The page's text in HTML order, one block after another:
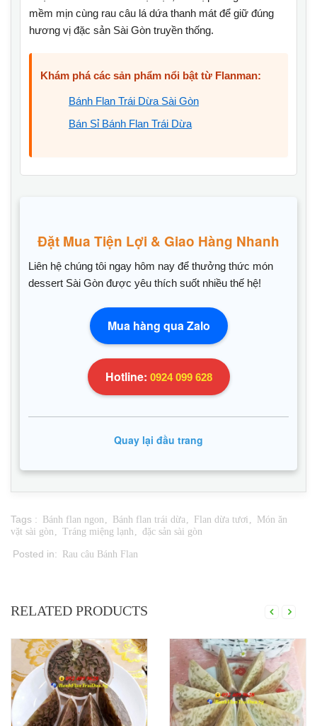
mềm mịn cùng rau câu lá dứa thanh mát để giữ đúng
hương vị đặc sản Sài Gòn truyền thống.
Khám phá các sản phẩm nổi bật từ Flanman:
Bánh Flan Trái Dừa Sài Gòn
Bán Sỉ Bánh Flan Trái Dừa
Đặt Mua Tiện Lợi & Giao Hàng Nhanh
Liên hệ chúng tôi ngay hôm nay để thưởng thức món
dessert Sài Gòn được yêu thích suốt nhiều thế hệ!
Mua hàng qua Zalo
Hotline: 0924 099 628
Quay lại đầu trang
Tags : Bánh flan ngon , Bánh flan trái dừa, Flan dừa tươi ,
Món ăn
vặt sài gòn , Tráng miệng lạnh , đặc sản sài gòn
Posted in: Rau câu Bánh Flan
RELATED PRODUCTS